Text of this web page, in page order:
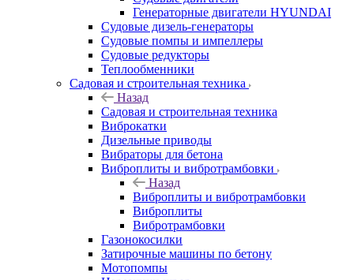
Генераторные двигатели HYUNDAI
Судовые дизель-генераторы
Судовые помпы и импеллеры
Судовые редукторы
Теплообменники
Садовая и строительная техника
Назад
Садовая и строительная техника
Виброкатки
Дизельные приводы
Вибраторы для бетона
Виброплиты и вибротрамбовки
Назад
Виброплиты и вибротрамбовки
Виброплиты
Вибротрамбовки
Газонокосилки
Затирочные машины по бетону
Мотопомпы